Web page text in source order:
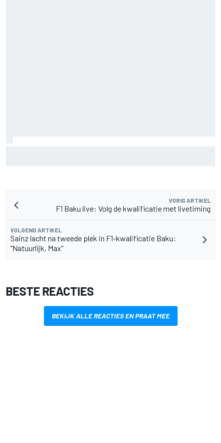
VORIG ARTIKEL
F1 Baku live: Volg de kwalificatie met livetiming
VOLGEND ARTIKEL
Sainz lacht na tweede plek in F1-kwalificatie Baku:
"Natuurlijk, Max"
BESTE REACTIES
BEKIJK ALLE REACTIES EN PRAAT MEE